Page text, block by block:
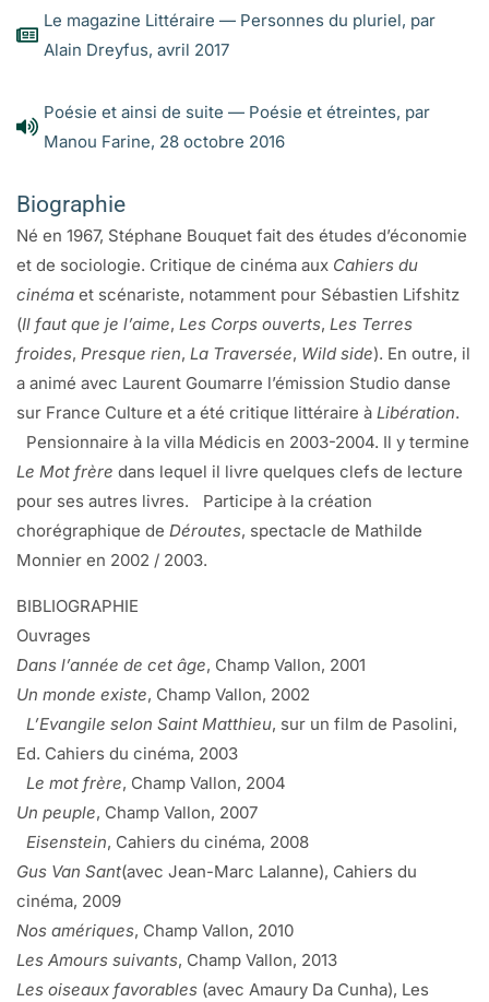
écoute mes troubadours
intérieurs je les entends crier oc oc de plaisir chaque fois
les arbres de la cour nus et droits dans leur écorce et la
durée. C’est comme
d’entrer dans une saison attisée par le besoin : il n’est pas
sûr que les trottoirs
garantissent l’équilibre mais si on se débrouille bien son
visage nous servira
de déambulateur dans les rues. Qui a dit « toute existence
n’est que la déclinaison
des corps » ? Personne peut-être. Pourtant c’est vrai, toutes
essaient
d’arracher des bribes à l’étreinte. Mettons une alouette
soulève un ver de terre
et tu soulèves le bras de quelqu’un et lui sens l’aisselle et la
suite se répand aussitôt
quand à force de déductions ou inductions même demain
reverdit et nous devient
approximable. Lui, par exemple, dont il ne reste que le
visage de loin,
j’apprends à respirer en absence et sous poumons différés.
Au reste, ce matin
un chercheur expliquait à la radio qu’on savait déjà bio-
photocopier 3-D
des lambeaux de peaux et des bouts de cornée, alors
laisse-moi seulement
photocopier ton corps et je promis laisserai en paix l’original.
De toute façon
mes amis j’écris de moins en moins de poésie. J’ajoute juste
Le magazine Littéraire — Personnes du pluriel, par
Alain Dreyfus, avril 2017
Poésie et ainsi de suite — Poésie et étreintes, par
Manou Farine, 28 octobre 2016
Biographie
Né en 1967, Stéphane Bouquet fait des études d’économie
et de sociologie. Critique de cinéma aux Cahiers du
cinéma et scénariste, notamment pour Sébastien Lifshitz
(Il faut que je l’aime, Les Corps ouverts, Les Terres
froides, Presque rien, La Traversée, Wild side). En outre, il
a animé avec Laurent Goumarre l’émission Studio danse
sur France Culture et a été critique littéraire à Libération.
Pensionnaire à la villa Médicis en 2003-2004. Il y termine
Le Mot frère dans lequel il livre quelques clefs de lecture
pour ses autres livres. Participe à la création
chorégraphique de Déroutes, spectacle de Mathilde
Monnier en 2002 / 2003.
BIBLIOGRAPHIE
Ouvrages
Dans l’année de cet âge, Champ Vallon, 2001
Un monde existe, Champ Vallon, 2002
L’Evangile selon Saint Matthieu, sur un film de Pasolini,
Ed. Cahiers du cinéma, 2003
Le mot frère, Champ Vallon, 2004
Un peuple, Champ Vallon, 2007
Eisenstein, Cahiers du cinéma, 2008
Gus Van Sant(avec Jean-Marc Lalanne), Cahiers du
cinéma, 2009
Nos amériques, Champ Vallon, 2010
Les Amours suivants, Champ Vallon, 2013
Les oiseaux favorables (avec Amaury Da Cunha), Les